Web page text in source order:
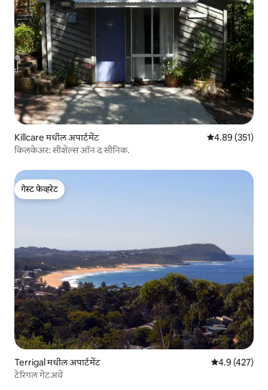
Killcare मधील अपार्टमेंट 5 पैकी 4.89
4.89 (351)
किलकेअर: सीशेल्स ऑन द सीनिक.
गेस्ट फेव्हरेट
गेस्ट फेव्हरेट
Terrigal मधील अपार्टमेंट 5 पैकी 4.9
4.9 (427)
टेरिगल गेटअवे